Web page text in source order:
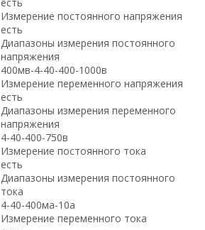
Измерение постоянного напряжения
есть
Диапазоны измерения постоянного
напряжения
400мв-4-40-400-1000в
Измерение переменного напряжения
есть
Диапазоны измерения переменного
напряжения
4-40-400-750в
Измерение постоянного тока
есть
Диапазоны измерения постоянного
тока
4-40-400ма-10а
Измерение переменного тока